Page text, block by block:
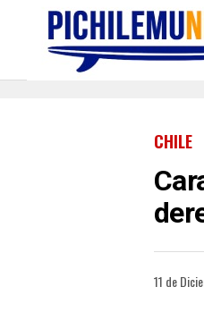
CHILE
11 de